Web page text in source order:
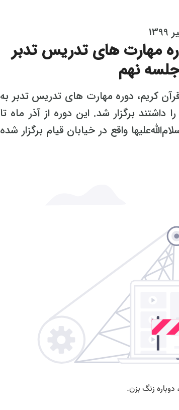
مهارت های تدریس تدبر
نهم
دوره مهارت های تدریس تدبر به
برگزار شد. این دوره از آذر ماه تا
سلام‌الله‌علیها واقع در خیابان قیام برگزار شده